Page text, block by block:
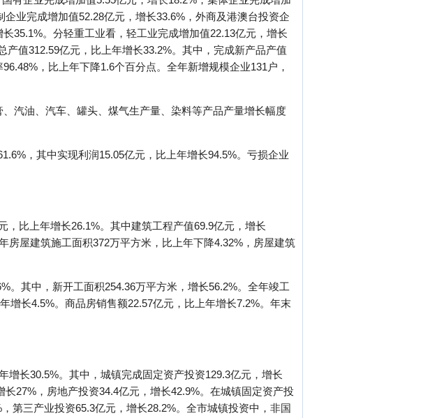
业完成增加值52.28亿元，增长33.6%，外商及港澳台投资企
35.1%。分轻重工业看，轻工业完成增加值22.13亿元，增长
值312.59亿元，比上年增长33.2%。其中，完成新产品产值
，比上年下降1.6个百分点。全年新增规模企业131户，
汽油、汽车、罐头、煤气生产量、染料等产品产量增长幅度
，其中实现利润15.05亿元，比上年增长94.5%。亏损企业
比上年增长26.1%。其中建筑工程产值69.9亿元，增长
房屋建筑施工面积372万平方米，比上年下降4.32%，房屋建筑
。其中，新开工面积254.36万平方米，增长56.2%。全年竣工
增长4.5%。商品房销售额22.57亿元，比上年增长7.2%。年末
增长30.5%。其中，城镇完成固定资产投资129.3亿元，增长
27%，房地产投资34.4亿元，增长42.9%。在城镇固定资产投
第三产业投资65.3亿元，增长28.2%。全市城镇投资中，非国